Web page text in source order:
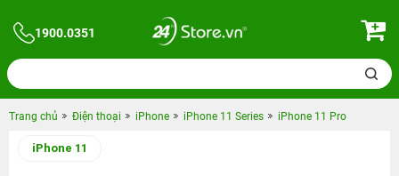
1900.0351
Trang chủ Điện thoại iPhone iPhone 11 Series iPhone 11 Pro
iPhone 11